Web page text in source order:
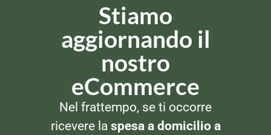
ALIMENTI PER BAMBINO
Mio Frutta Grattugiata Mela
ALIMENTI PER BAMBINO
Biscotti Plasmon Biberon
450gr
Stiamo
aggiornando il
nostro
eCommerce
Nel frattempo, se ti occorre
ricevere la spesa a domicilio a